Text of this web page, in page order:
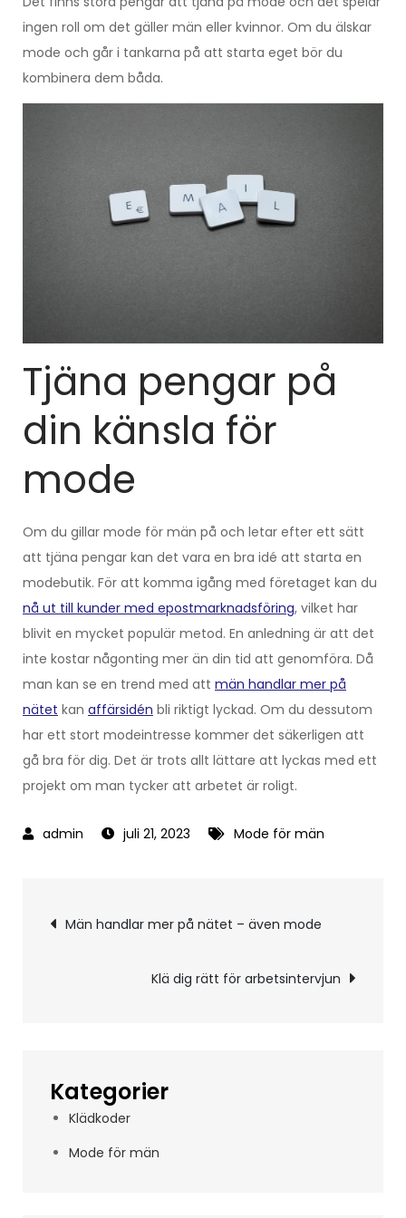
ingen roll om det gäller män eller kvinnor. Om du älskar
mode och går i tankarna på att starta eget bör du
kombinera dem båda.
Tjäna pengar på
din känsla för
mode
Om du gillar mode för män på och letar efter ett sätt
att tjäna pengar kan det vara en bra idé att starta en
modebutik. För att komma igång med företaget kan du
nå ut till kunder med epostmarknadsföring, vilket har
blivit en mycket populär metod. En anledning är att det
inte kostar någonting mer än din tid att genomföra. Då
man kan se en trend med att män handlar mer på
nätet kan affärsidén bli riktigt lyckad. Om du dessutom
har ett stort modeintresse kommer det säkerligen att
gå bra för dig. Det är trots allt lättare att lyckas med ett
projekt om man tycker att arbetet är roligt.
juli 21, 2023 Mode för män
Inläggsnavigering
Män handlar mer på nätet – även mode
Klä dig rätt för arbetsintervjun
Kategorier
Klädkoder
Mode för män